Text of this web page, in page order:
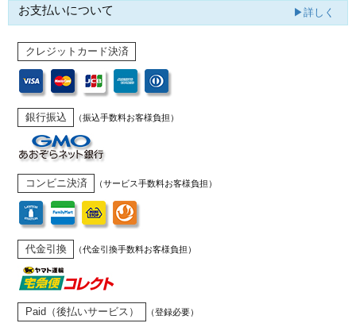
お支払いについて ▶詳しく
クレジットカード決済
銀行振込 （振込手数料お客様負担）
コンビニ決済 （サービス手数料お客様負担）
代金引換 （代金引換手数料お客様負担）
Paid（後払いサービス） （登録必要）